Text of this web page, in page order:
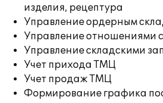
изделия, рецептура
Управление ордерным
Управление отношениями
Управление складскими
Учет прихода ТМЦ
Учет продаж ТМЦ
Формирование графика